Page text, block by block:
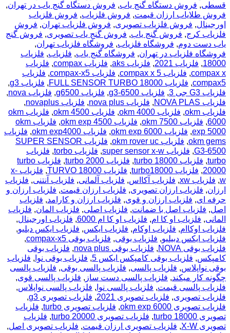
قسطی, فروش دستگاه گنج یاب, فروش دستگاه گنج یاب در تهران,
فروش طلایاب ارزان قیمت, فروش فلزیاب, فروش فلزیاب
اورجینال, فروش فلزیاب تصویری, فروش فلزیاب تهران, فروش
فلزیاب کرج, فروش گنج یاب, فروش گنج یاب تصویری, فروش گنج
یاب دست دوم, فروشگاه فلزیاب, فروشگاه فلزیاب تهران,
فروشگاه فلزیاب در تهران, فروشگاه گنج یاب, فلزیاب, فلزیاب
18000
, فلزیاب 2021 , فلزیاب aks , فلزیاب compax , فلزیاب
compax x
, فلزیاب compax x 5 , فلزیاب compax-x5 , فلزیاب
compax5
, فلزیاب FULL SENSOR TURBO 18000 , فلزیاب g3
,
فلزیاب G3 جی 3
, فلزیاب g3-6500 , فلزیاب g6500 , فلزیاب nova
,
فلزیاب NOVA PLAS
, فلزیاب nova plus , فلزیاب novaplus
,
فلزیاب okm
, فلزیاب okm 4000 , فلزیاب okm 4500 ,
فلزیاب okm
6000
, فلزیاب okm 7500 , فلزیاب okm exp 4500 ,
فلزیاب okm
exp 5000
, فلزیاب okm exp 6000 , فلزیاب okm exp4000 , فلزیاب
okm gems
, فلزیاب okm rover uc ,
فلزیاب SUPER SENSOR
G3-6500
, فلزیاب super sensor x-w , فلزیاب torbo , فلزیاب
turbo
, فلزیاب turbo 18000 , فلزیاب turbo 2000 ,
فلزیاب turbo
20000
, فلزیاب turbo18000 , فلزیاب TURVO 18000 ,
فلزیاب x-
w
, فلزیاب xw , فلزیاب آکااس, فلزیاب آلمانی, فلزیاب آنتنی, فلزیاب
ارزان, فلزیاب ارزان تصویری, فلزیاب ارزان قیمت, فلزیاب ارزان و
حرفه ای, فلزیاب ارزان و قوی, فلزیاب ارزان و کارامد, فلزیاب
اصل, فلزیاب اصل با ضمانت, فلزیاب اصلی, فلزیاب المان, فلزیاب
المانی, فلزیاب او کا ام, فلزیاب او کا ام 6000 , فلزیاب اورجینال,
فلزیاب اوکاام, فلزیاب اوکام, فلزیاب ایکس, فلزیاب ایکس دبلیو,
فلزیاب ایکس دبیلیو, فلزیاب بوقی, فلزیاب بوقی compax-x5
,
فلزیاب بوقی NOVA
, فلزیاب بوقی nova plus , فلزیاب بوقی
کامپکس, فلزیاب بوقی کامپکس ایکس 5 , فلزیاب بوقی نوا , فلزیاب
بوقی نواپلاس, فلزیاب پالسی, فلزیاب پالسی بوقی, فلزیاب پالسی
چگونه کار میکند, فلزیاب پالسی دست ساز , فلزیاب پالسی قوی,
فلزیاب پالسی قیمت, فلزیاب پالسی نوا , فلزیاب پالسی نواپلاس,
فلزیاب تصویری, فلزیاب تصویری 2021 , فلزیاب تصویری g3
,
فلزیاب تصویری okm exp 6000
, فلزیاب تصویری turbo , فلزیاب
تصویری turbo 18000
, فلزیاب تصویری turbo 20000 , فلزیاب
تصویری X-W
, فلزیاب تصویری ارزان قیمت, فلزیاب تصویری اصل,